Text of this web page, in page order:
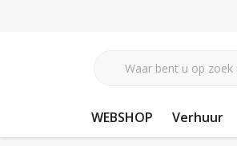
WEBSHOP Verhuur